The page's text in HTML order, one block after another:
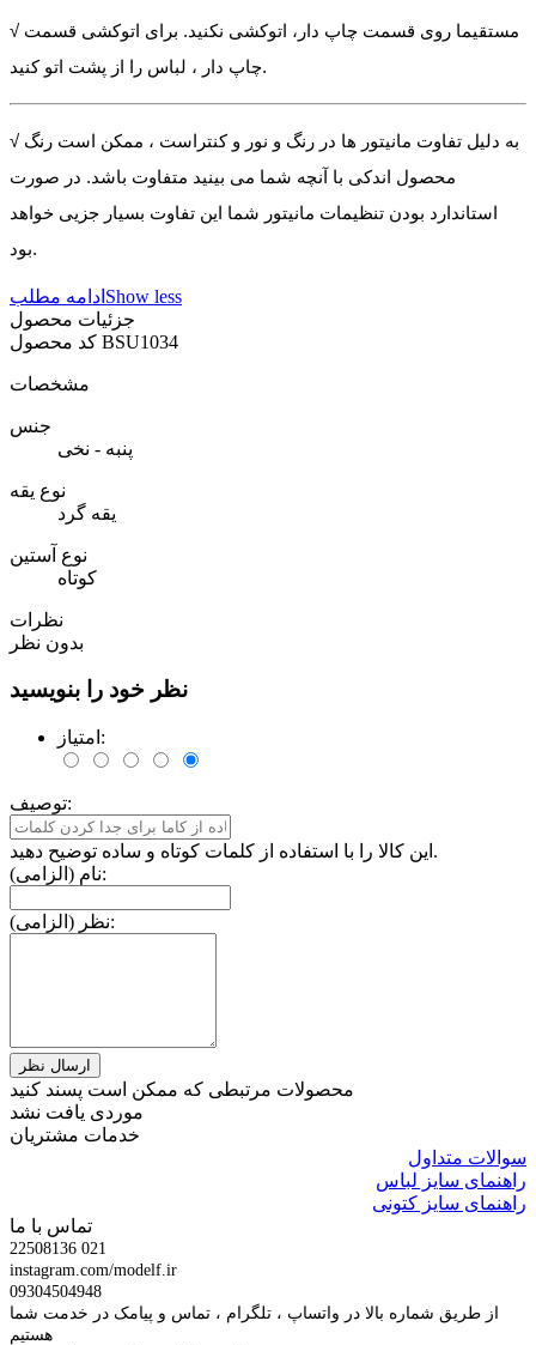
√ مستقیما روی قسمت چاپ دار، اتوکشی نکنید. برای اتوکشی قسمت
چاپ دار ، لباس را از پشت اتو کنید.
√ به دلیل تفاوت مانیتور ها در رنگ و نور و کنتراست ، ممکن است رنگ
محصول اندکی با آنچه شما می بینید متفاوت باشد. در صورت
استاندارد بودن تنظیمات مانیتور شما این تفاوت بسیار جزیی خواهد
بود.
ادامه مطلب Show less
جزئیات محصول
BSU1034
مشخصات
جنس
پنبه - نخی
نوع یقه
یقه گرد
نوع آستین
کوتاه
نظرات
بدون نظر
نظر خود را بنویسید
امتیاز:
توصیف:
این کالا را با استفاده از کلمات کوتاه و ساده توضیح دهید.
نام (الزامی):
نظر (الزامی):
محصولات مرتبطی که ممکن است پسند کنید
موردی یافت نشد
خدمات مشتریان
سوالات متداول
راهنمای سایز لباس
راهنمای سایز کتونی
تماس با ما
22508136 021
instagram.com/modelf.ir
09304504948
از طریق شماره بالا در واتساپ ، تلگرام ، تماس و پیامک در خدمت شما
هستیم